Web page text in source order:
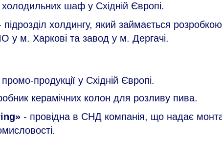
шаф у Східній Європі.
підрозділ холдингу, який займається
у м. Харкові та завод у м. Дергачі.
продукції у Східній Європі.
керамічних колон для розливу пива.
- провідна в СНД компанія, що надає